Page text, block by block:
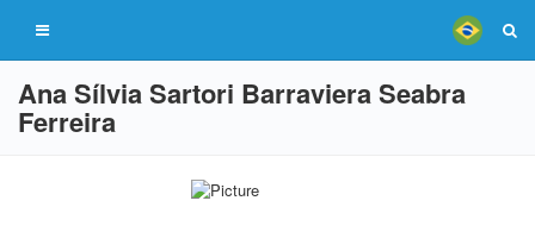
Ana Sílvia Sartori Barraviera Seabra
Ferreira